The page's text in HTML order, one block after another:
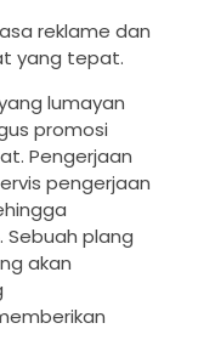
reklame dan
yang tepat.
lumayan
promosi
Pengerjaan
pengerjaan
Sebuah plang
akan